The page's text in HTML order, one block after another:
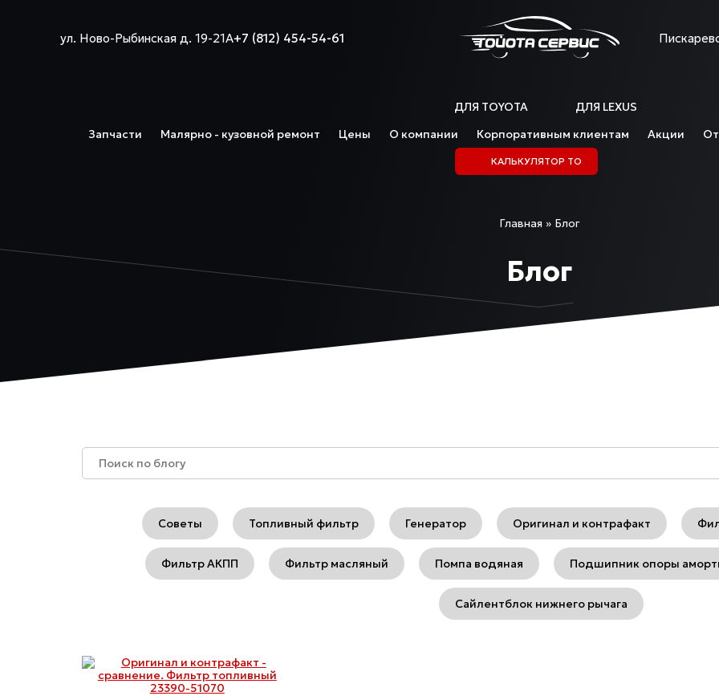
ул. Ново-Рыбинская д. 19-21А+7 (812) 454-54-61
ДЛЯ TOYOTA
ДЛЯ LEXUS
Запчасти
Малярно - кузовной ремонт Цены О компании Корпоративным клиентам Акции
КАЛЬКУЛЯТОР ТО
Главная » Блог
Блог
Советы Топливный фильтр Генератор Оригинал и контрафакт
Фильтр АКПП Фильтр масляный Помпа водяная Подшипник опоры
Сайлентблок нижнего рычага